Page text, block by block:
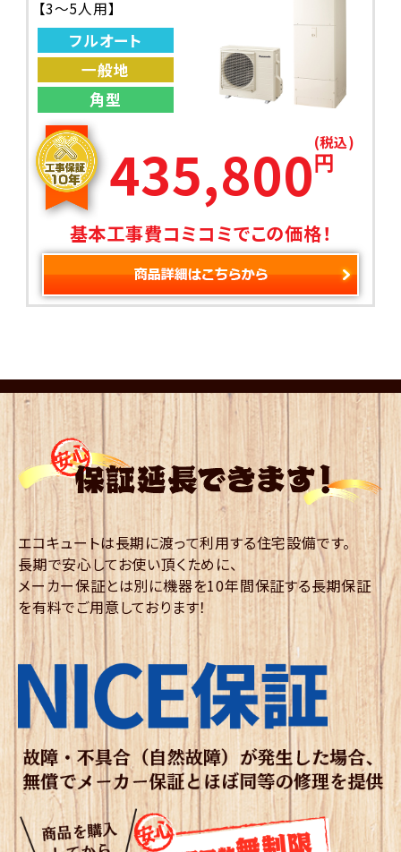
【3～5人用】
フルオート
一般地
角型
435,800円
(税込)
基本工事費コミコミでこの価格！
エコキュートは長期に渡って利用する住宅設備です。
長期で安心してお使い頂くために、
メーカー保証とは別に機器を10年間保証する長期保証
を有料でご用意しております！